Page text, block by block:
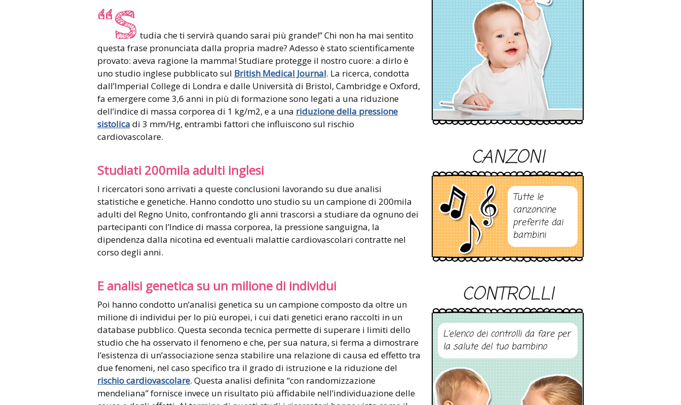
“S tudia che ti servirà quando sarai più grande!” Chi non ha mai sentito
questa frase pronunciata dalla propria madre? Adesso è stato scientificamente
provato: aveva ragione la mamma! Studiare protegge il nostro cuore: a dirlo è
uno studio inglese pubblicato sul British Medical Journal. La ricerca, condotta
dall’Imperial College di Londra e dalle Università di Bristol, Cambridge e Oxford,
fa emergere come 3,6 anni in più di formazione sono legati a una riduzione
dell’indice di massa corporea di 1 kg/m2, e a una riduzione della pressione
sistolica di 3 mm/Hg, entrambi fattori che influiscono sul rischio
cardiovascolare.
Studiati 200mila adulti inglesi
I ricercatori sono arrivati a queste conclusioni lavorando su due analisi
statistiche e genetiche. Hanno condotto uno studio su un campione di 200mila
adulti del Regno Unito, confrontando gli anni trascorsi a studiare da ognuno dei
partecipanti con l’Indice di massa corporea, la pressione sanguigna, la
dipendenza dalla nicotina ed eventuali malattie cardiovascolari contratte nel
corso degli anni.
E analisi genetica su un milione di individui
Poi hanno condotto un’analisi genetica su un campione composto da oltre un
milione di individui per lo più europei, i cui dati genetici erano raccolti in un
database pubblico. Questa seconda tecnica permette di superare i limiti dello
studio che ha osservato il fenomeno e che, per sua natura, si ferma a dimostrare
l’esistenza di un’associazione senza stabilire una relazione di causa ed effetto tra
due fenomeni, nel caso specifico tra il grado di istruzione e la riduzione del
rischio cardiovascolare. Questa analisi definita “con randomizzazione
mendeliana” fornisce invece un risultato più affidabile nell’individuazione delle
CANZONI
Tutte le
canzoncine
preferite dai
bambini
CONTROLLI
L’elenco dei controlli da fare per
la salute del tuo bambino